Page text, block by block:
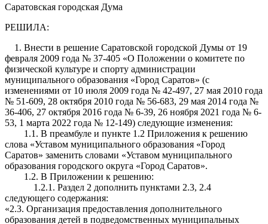
Саратовская городская Дума
РЕШИЛА:
1. Внести в решение Саратовской городской Думы от 19
февраля 2009 года № 37-405 «О Положении о комитете по
физической культуре и спорту администрации
муниципального образования «Город Саратов» (с
изменениями от 10 июля 2009 года № 42-497, 27 мая 2010 года
№ 51-609, 28 октября 2010 года № 56-683, 29 мая 2014 года №
36-406, 27 октября 2016 года № 6-39, 26 ноября 2021 года № 6-
53, 1 марта 2022 года № 12-149) следующие изменения:
1.1. В преамбуле и пункте 1.2 Приложения к решению
слова «Уставом муниципального образования «Город
Саратов» заменить словами «Уставом муниципального
образования городского округа «Город Саратов».
1.2. В Приложении к решению:
1.2.1. Раздел 2 дополнить пунктами 2.3, 2.4
следующего содержания:
«2.3. Организация предоставления дополнительного
образования детей в подведомственных муниципальных